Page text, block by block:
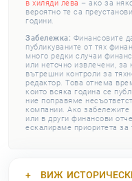
в хиляди лева – ако за
вероятно те са
години.
Забележка: Финансовите
публикуваните от тях
много редки случаи
или неточно извлечени,
вътрешни контроли за
редактор. Това отнема
които всяка година се
ние поправяме
компании. Ако забележите
или в други финансови
ескалираме приоритета за
ВИЖ